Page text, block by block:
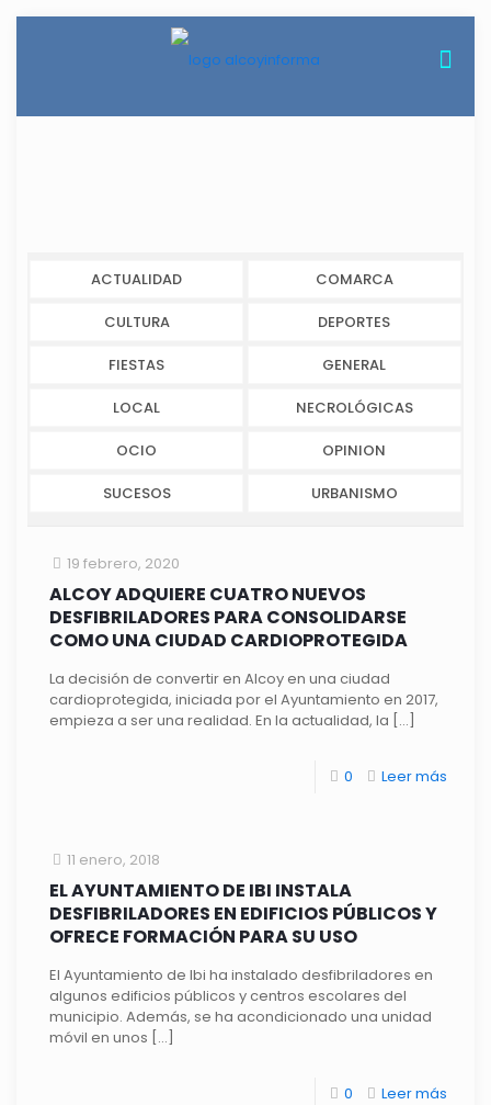
ACTUALIDAD COMARCA
CULTURA DEPORTES
FIESTAS GENERAL
LOCAL NECROLÓGICAS
OCIO OPINION
SUCESOS URBANISMO
19 febrero, 2020
ALCOY ADQUIERE CUATRO NUEVOS
DESFIBRILADORES PARA CONSOLIDARSE
COMO UNA CIUDAD CARDIOPROTEGIDA
La decisión de convertir en Alcoy en una ciudad
cardioprotegida, iniciada por el Ayuntamiento en 2017,
empieza a ser una realidad. En la actualidad, la […]
0 Leer más
11 enero, 2018
EL AYUNTAMIENTO DE IBI INSTALA
DESFIBRILADORES EN EDIFICIOS PÚBLICOS Y
OFRECE FORMACIÓN PARA SU USO
El Ayuntamiento de Ibi ha instalado desfibriladores en
algunos edificios públicos y centros escolares del
municipio. Además, se ha acondicionado una unidad
móvil en unos […]
0 Leer más